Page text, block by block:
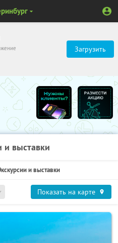
Загрузить
и выставки
и выставки
Показать на карте